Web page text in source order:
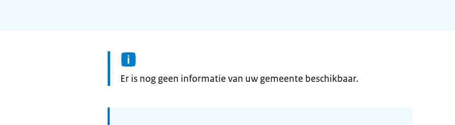
Informatie:
Er is nog geen informatie van uw gemeente beschikbaar.